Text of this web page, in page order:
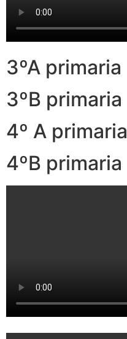
3ºA primaria
3ºB primaria
4º A primaria
4ºB primaria